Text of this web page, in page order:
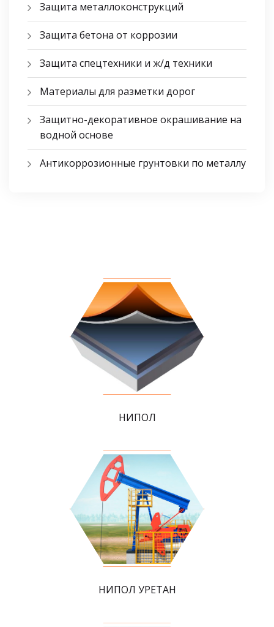
Защита металлоконструкций
Защита бетона от коррозии
Защита спецтехники и ж/д техники
Материалы для разметки дорог
Защитно-декоративное окрашивание на
водной основе
Антикоррозионные грунтовки по металлу
НИПОЛ
НИПОЛ УРЕТАН